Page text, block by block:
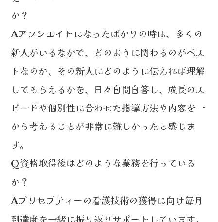
か？
Aアソシエイトになったばかりの時は、多くの
新人がいるなかで、どのように関わるのがベス
トなのか、その新人にどのように伝えれば理解
してもらえるかを、日々自問自答し、成長のス
ピードや個別性に合わせた指導方法や内容を一
から考えることが非常に難しかったと感じま
す。
Q資格取得後はどのような業務を行っている
か？
Aプリセプティーの看護技術の獲得に向け毎月
到達度を一緒に振り返りサポートしています。